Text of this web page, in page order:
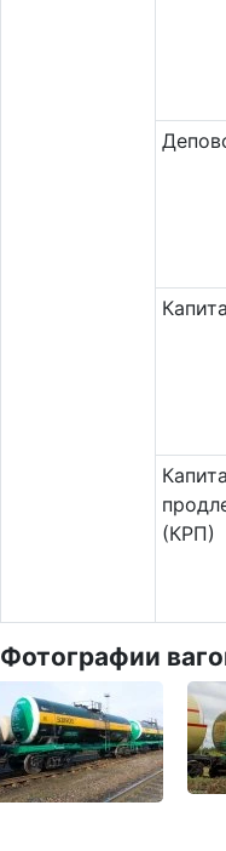
(КРП)
Фотографии